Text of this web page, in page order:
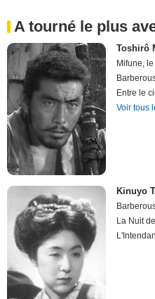
A tourné le plus
Toshirô
Mifune,
Entre le
Voir tous
Kinuyo
La Nuit